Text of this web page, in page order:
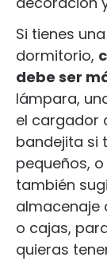
Si tienes
dormitorio,
debe ser
lámpara,
el cargador
bandejita si
pequeños,
también
almacenaje
o cajas,
quieras